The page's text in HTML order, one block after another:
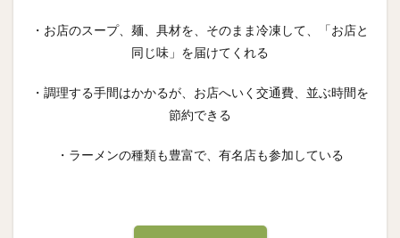
・お店のスープ、麺、具材を、そのまま冷凍して、「お店と
同じ味」を届けてくれる
・調理する手間はかかるが、お店へいく交通費、並ぶ時間を
節約できる
・ラーメンの種類も豊富で、有名店も参加している